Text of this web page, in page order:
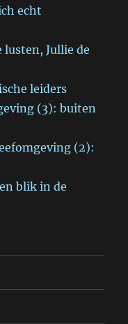
echt
lusten, Jullie de
leiders
(3): buiten
(2):
blik in de